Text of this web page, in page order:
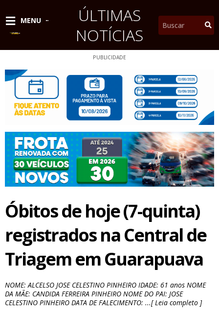
conteúdo
MENU
ÚLTIMAS
NOTÍCIAS
Pesquisar
PUBLICIDADE
Óbitos de hoje (7-quinta)
registrados na Central de
Triagem em Guarapuava
NOME: ALCELSO JOSE CELESTINO PINHEIRO IDADE: 61 anos NOME
DA MÃE: CANDIDA FERREIRA PINHEIRO NOME DO PAI: JOSE
CELESTINO PINHEIRO DATA DE FALECIMENTO: ...[ Leia completo ]